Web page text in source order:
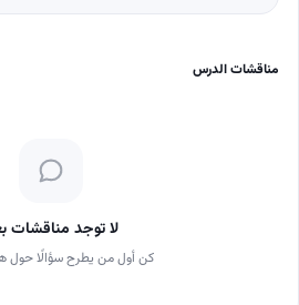
مناقشات الدرس
لا توجد مناقشات
كن أول من يطرح سؤالًا حول